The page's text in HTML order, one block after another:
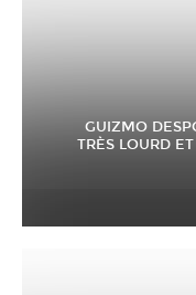
GUIZMO
TRÈS LOURD